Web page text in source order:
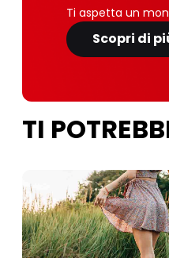
Ti aspetta un
Scopri di
TI